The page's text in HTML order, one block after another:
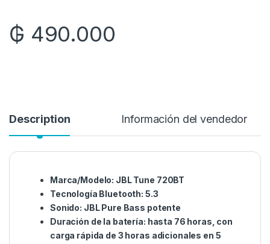
₲ 490.000
Description Información del vendedor
Marca/Modelo: JBL Tune 720BT
Tecnología Bluetooth: 5.3
Sonido: JBL Pure Bass potente
Duración de la batería: hasta 76 horas, con
carga rápida de 3 horas adicionales en 5